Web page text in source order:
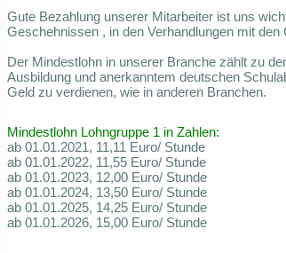
Gute Bezahlung unserer Mitarbeiter ist uns
Geschehnissen , in den Verhandlungen mit den
Der Mindestlohn in unserer Branche zählt zu
Ausbildung und anerkanntem deutschen
Geld zu verdienen, wie in anderen Branchen.
Mindestlohn Lohngruppe 1 in Zahlen:
ab 01.01.2021, 11,11 Euro/ Stunde
ab 01.01.2022, 11,55 Euro/ Stunde
ab 01.01.2023, 12,00 Euro/ Stunde
ab 01.01.2024, 13,50 Euro/ Stunde
ab 01.01.2025, 14,25 Euro/ Stunde
ab 01.01.2026, 15,00 Euro/ Stunde